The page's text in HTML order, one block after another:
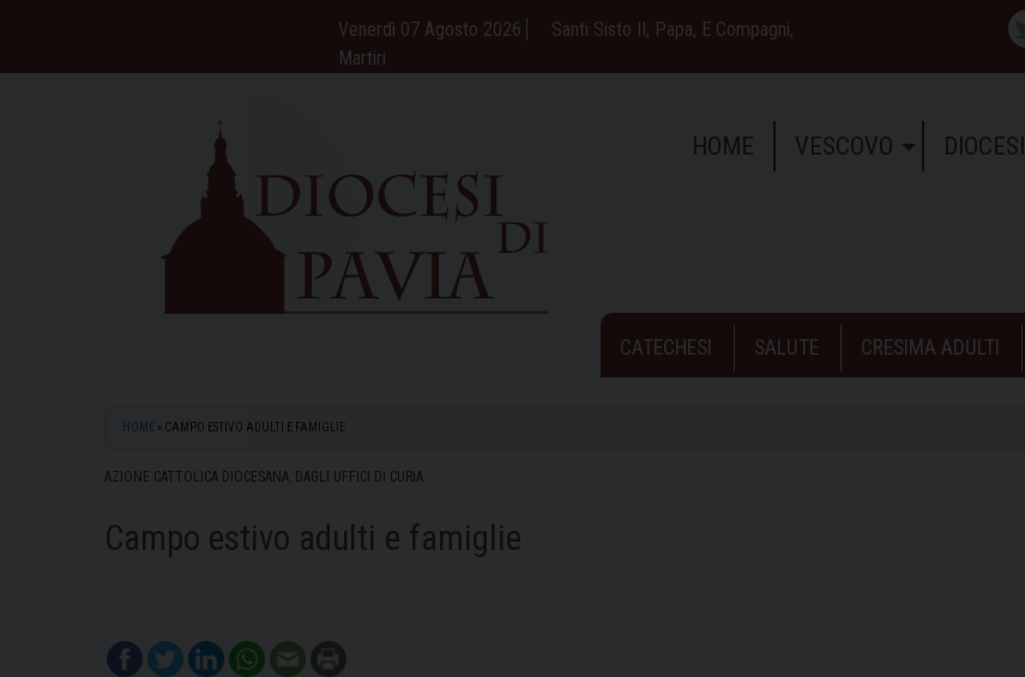
content
Venerdì 07 Agosto 2026
Santi Sisto II, Papa, E Compagni,
Martiri
HOME VESCOVO DIOCESI
CATECHESI SALUTE CRESIMA ADULTI
HOME » CAMPO ESTIVO ADULTI E FAMIGLIE
AZIONE CATTOLICA DIOCESANA DAGLI UFFICI DI CURIA
Campo estivo adulti e famiglie